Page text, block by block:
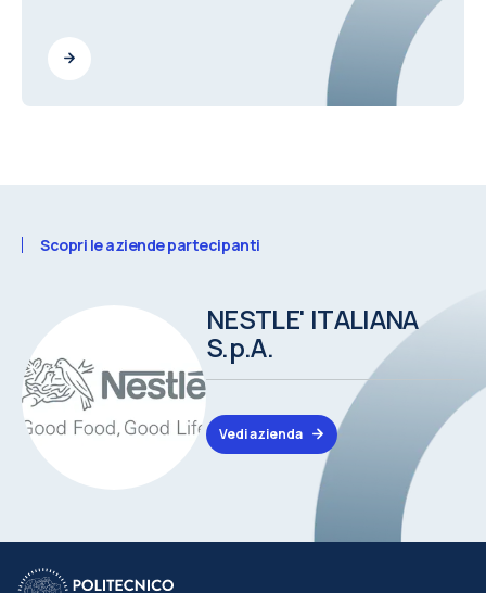
Scopri le aziende partecipanti
NESTLE' ITALIANA
S.p.A.
Vedi azienda